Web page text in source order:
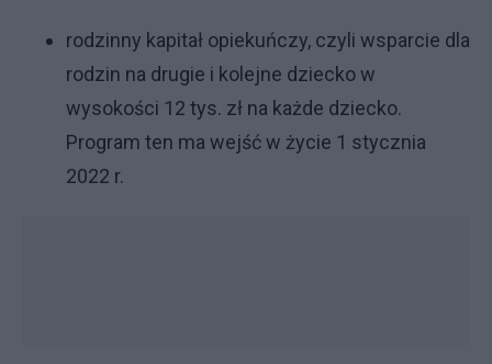
rodzinny kapitał opiekuńczy, czyli wsparcie dla
rodzin na drugie i kolejne dziecko w
wysokości 12 tys. zł na każde dziecko.
Program ten ma wejść w życie 1 stycznia
2022 r.